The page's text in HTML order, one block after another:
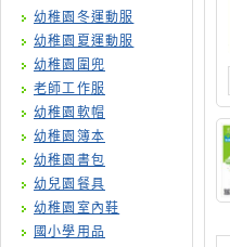
幼稚園冬運動服
幼稚園夏運動服
幼稚園圍兜
老師工作服
幼稚園軟帽
幼稚園簿本
幼稚園書包
幼兒園餐具
幼稚園室內鞋
國小學用品